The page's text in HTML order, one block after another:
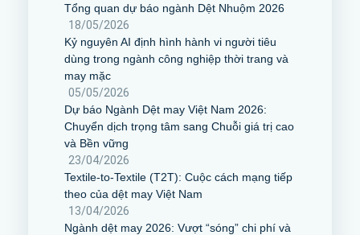
Tổng quan dự báo ngành Dệt Nhuộm 2026
18/05/2026
Kỷ nguyên AI định hình hành vi người tiêu
dùng trong ngành công nghiệp thời trang và
may mặc
05/05/2026
Dự báo Ngành Dệt may Việt Nam 2026:
Chuyển dịch trọng tâm sang Chuỗi giá trị cao
và Bền vững
23/04/2026
Textile-to-Textile (T2T): Cuộc cách mạng tiếp
theo của dệt may Việt Nam
13/04/2026
Ngành dệt may 2026: Vượt “sóng” chi phí và